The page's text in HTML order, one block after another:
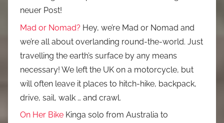
neuer Post!
Mad or Nomad? Hey, we’re Mad or Nomad and
we’re all about overlanding round-the-world. Just
travelling the earth’s surface by any means
necessary! We left the UK on a motorcycle, but
will often leave it places to hitch-hike, backpack,
drive, sail, walk … and crawl.
On Her Bike Kinga solo from Australia to